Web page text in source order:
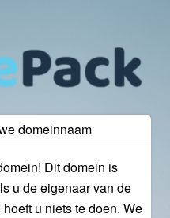
domeinnaam
Dit domein is
u de eigenaar van de
u niets te doen. We